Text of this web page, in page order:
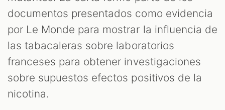
documentos presentados como evidencia
por Le Monde para mostrar la influencia de
las tabacaleras sobre laboratorios
franceses para obtener investigaciones
sobre supuestos efectos positivos de la
nicotina.